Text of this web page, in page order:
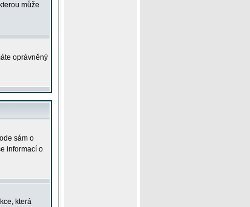
může
oprávněný
sám o
informací o
která